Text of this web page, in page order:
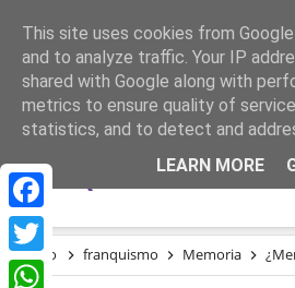
Facebook
Twitter
¿MEMORIA
FRANQUISMO?
Inicio franquismo Memoria
This site uses cookies from
and to analyze traffic. Your IP
shared with Google along with
metrics to ensure quality of
statistics, and to detect and
LEARN MORE